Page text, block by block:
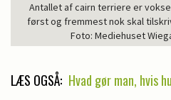
Antallet af cairn terriere er
først og fremmest nok skal
Foto: Mediehuset
LÆS OGSÅ: Hvad gør man, hvis